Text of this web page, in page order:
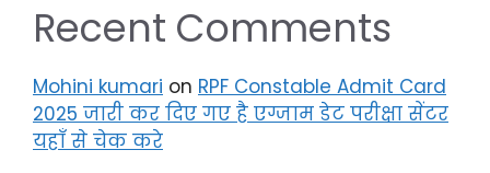
Recent Comments
Mohini kumari on RPF Constable Admit Card
2025 जारी कर दिए गए है एग्जाम डेट परीक्षा सेंटर
यहाँ से चेक करे